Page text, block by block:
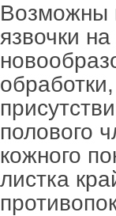
Возможны
язвочки
полового
кожного
листка